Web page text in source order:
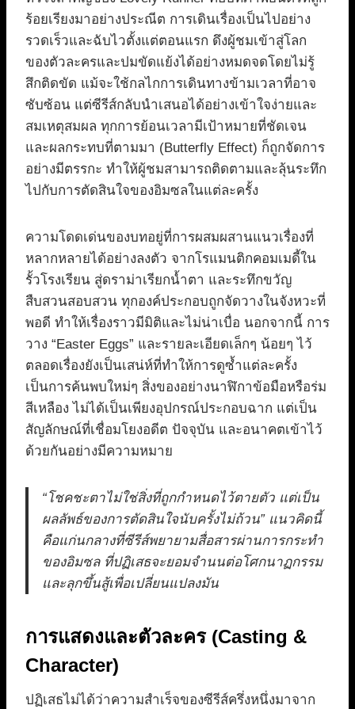
ร้อยเรียงมาอย่างประณีต การเดินเรื่องเป็นไปอย่าง
รวดเร็วและฉับไวตั้งแต่ตอนแรก ดึงผู้ชมเข้าสู่โลก
ของตัวละครและปมขัดแย้งได้อย่างหมดจดโดยไม่รู้
สึกติดขัด แม้จะใช้กลไกการเดินทางข้ามเวลาที่อาจ
ซับซ้อน แต่ซีรีส์กลับนำเสนอได้อย่างเข้าใจง่ายและ
สมเหตุสมผล ทุกการย้อนเวลามีเป้าหมายที่ชัดเจน
และผลกระทบที่ตามมา (Butterfly Effect) ก็ถูกจัดการ
อย่างมีตรรกะ ทำให้ผู้ชมสามารถติดตามและลุ้นระทึก
ไปกับการตัดสินใจของอิมซลในแต่ละครั้ง
ความโดดเด่นของบทอยู่ที่การผสมผสานแนวเรื่องที่
หลากหลายได้อย่างลงตัว จากโรแมนติกคอมเมดี้ใน
รั้วโรงเรียน สู่ดราม่าเรียกน้ำตา และระทึกขวัญ
สืบสวนสอบสวน ทุกองค์ประกอบถูกจัดวางในจังหวะที่
พอดี ทำให้เรื่องราวมีมิติและไม่น่าเบื่อ นอกจากนี้ การ
วาง “Easter Eggs” และรายละเอียดเล็กๆ น้อยๆ ไว้
ตลอดเรื่องยังเป็นเสน่ห์ที่ทำให้การดูซ้ำแต่ละครั้ง
เป็นการค้นพบใหม่ๆ สิ่งของอย่างนาฬิกาข้อมือหรือร่ม
สีเหลือง ไม่ได้เป็นเพียงอุปกรณ์ประกอบฉาก แต่เป็น
สัญลักษณ์ที่เชื่อมโยงอดีต ปัจจุบัน และอนาคตเข้าไว้
ด้วยกันอย่างมีความหมาย
“โชคชะตาไม่ใช่สิ่งที่ถูกกำหนดไว้ตายตัว แต่เป็น
ผลลัพธ์ของการตัดสินใจนับครั้งไม่ถ้วน” แนวคิดนี้
คือแก่นกลางที่ซีรีส์พยายามสื่อสารผ่านการกระทำ
ของอิมซล ที่ปฏิเสธจะยอมจำนนต่อโศกนาฏกรรม
และลุกขึ้นสู้เพื่อเปลี่ยนแปลงมัน
การแสดงและตัวละคร (Casting &
Character)
ปฏิเสธไม่ได้ว่าความสำเร็จของซีรีส์ครึ่งหนึ่งมาจาก